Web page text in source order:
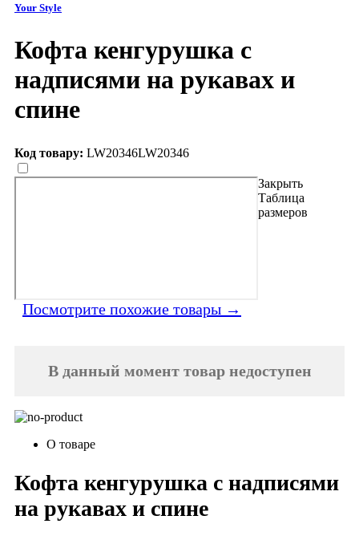
Your Style
Кофта кенгурушка с
надписями на рукавах и
спине
Код товару: LW20346LW20346
Закрыть
Таблица
размеров
Посмотрите похожие товары →
В данный момент товар недоступен
О товаре
Кофта кенгурушка с надписями
на рукавах и спине